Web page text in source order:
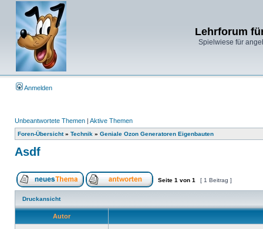
Lehrforum
Spielwiese für
Anmelden
Unbeantwortete Themen | Aktive Themen
Foren-Übersicht» Technik » Geniale Ozon Generatoren Eigenbauten
Asdf
Seite 1 von 1 [ 1 Beitrag ]
Druckansicht
Autor